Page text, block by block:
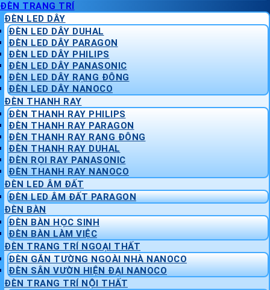
ĐÈN TRANG TRÍ
ĐÈN LED DÂY
ĐÈN LED DÂY DUHAL
ĐÈN LED DÂY PARAGON
ĐÈN LED DÂY PHILIPS
ĐÈN LED DÂY PANASONIC
ĐÈN LED DÂY RẠNG ĐÔNG
ĐÈN LED DÂY NANOCO
ĐÈN THANH RAY
ĐÈN THANH RAY PHILIPS
ĐÈN THANH RAY PARAGON
ĐÈN THANH RAY RẠNG ĐÔNG
ĐÈN THANH RAY DUHAL
ĐÈN RỌI RAY PANASONIC
ĐÈN THANH RAY NANOCO
ĐÈN LED ÂM ĐẤT
ĐÈN LED ÂM ĐẤT PARAGON
ĐÈN BÀN
ĐÈN BÀN HỌC SINH
ĐÈN BÀN LÀM VIỆC
ĐÈN TRANG TRÍ NGOẠI THẤT
ĐÈN GẮN TƯỜNG NGOÀI NHÀ NANOCO
ĐÈN SÂN VƯỜN HIỆN ĐẠI NANOCO
ĐÈN TRANG TRÍ NỘI THẤT